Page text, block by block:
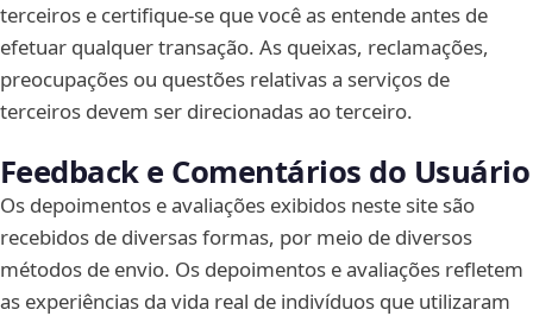
terceiros e certifique-se que você as entende antes de
efetuar qualquer transação. As queixas, reclamações,
preocupações ou questões relativas a serviços de
terceiros devem ser direcionadas ao terceiro.
Feedback e Comentários do Usuário
Os depoimentos e avaliações exibidos neste site são
recebidos de diversas formas, por meio de diversos
métodos de envio. Os depoimentos e avaliações refletem
as experiências da vida real de indivíduos que utilizaram